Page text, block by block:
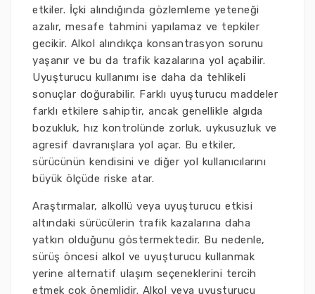
etkiler. İçki alındığında gözlemleme yeteneği
azalır, mesafe tahmini yapılamaz ve tepkiler
gecikir. Alkol alındıkça konsantrasyon sorunu
yaşanır ve bu da trafik kazalarına yol açabilir.
Uyuşturucu kullanımı ise daha da tehlikeli
sonuçlar doğurabilir. Farklı uyuşturucu maddeler
farklı etkilere sahiptir, ancak genellikle algıda
bozukluk, hız kontrolünde zorluk, uykusuzluk ve
agresif davranışlara yol açar. Bu etkiler,
sürücünün kendisini ve diğer yol kullanıcılarını
büyük ölçüde riske atar.
Araştırmalar, alkollü veya uyuşturucu etkisi
altındaki sürücülerin trafik kazalarına daha
yatkın olduğunu göstermektedir. Bu nedenle,
sürüş öncesi alkol ve uyuşturucu kullanmak
yerine alternatif ulaşım seçeneklerini tercih
etmek çok önemlidir. Alkol veya uyuşturucu